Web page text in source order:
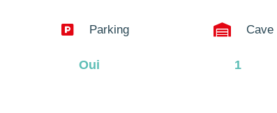
 Parking
Oui
 Cave
1